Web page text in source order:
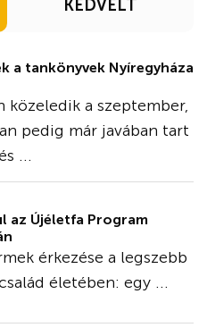
KEDVELT
a tankönyvek Nyíregyháza
közeledik a szeptember,
pedig már javában tart
...
az Újéletfa Program
érkezése a legszebb
életében: egy ...